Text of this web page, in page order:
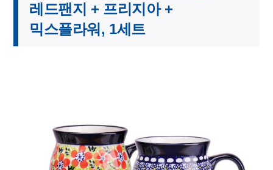
레드팬지 + 프리지아 +
믹스플라워, 1세트